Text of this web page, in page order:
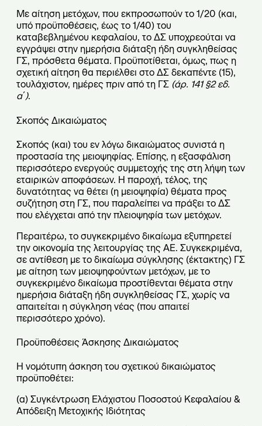
Με αίτηση μετόχων, που εκπροσωπούν το 1/20 (και,
υπό προϋποθέσεις, έως το 1/40) του
καταβεβλημένου κεφαλαίου, το ΔΣ υποχρεούται να
εγγράψει στην ημερήσια διάταξη ήδη συγκληθείσας
ΓΣ, πρόσθετα θέματα. Προϋποτίθεται, όμως, πως η
σχετική αίτηση θα περιέλθει στο ΔΣ δεκαπέντε (15),
τουλάχιστον, ημέρες πριν από τη ΓΣ (άρ. 141§2 εδ.
α΄).
Σκοπός Δικαιώματος
Σκοπός (και) του εν λόγω δικαιώματος συνιστά η
προστασία της μειοψηφίας. Επίσης, η εξασφάλιση
περισσότερο ενεργούς συμμετοχής της στη λήψη των
εταιρικών αποφάσεων. Η παροχή, τέλος, της
δυνατότητας να θέτει (η μειοψηφία) θέματα προς
συζήτηση στη ΓΣ, που παραλείπει να πράξει το ΔΣ
που ελέγχεται από την πλειοψηφία των μετόχων.
Περαιτέρω, το συγκεκριμένο δικαίωμα εξυπηρετεί
την οικονομία της λειτουργίας της ΑΕ. Συγκεκριμένα,
σε αντίθεση με το δικαίωμα σύγκλησης (έκτακτης) ΓΣ
με αίτηση των μειοψηφούντων μετόχων, με το
συγκεκριμένο δικαίωμα προστίθενται θέματα στην
ημερήσια διάταξη ήδη συγκληθείσας ΓΣ, χωρίς να
απαιτείται η σύγκληση νέας (που απαιτεί
περισσότερο χρόνο).
Προϋποθέσεις Άσκησης Δικαιώματος
Η νομότυπη άσκηση του σχετικού δικαιώματος
προϋποθέτει:
(α) Συγκέντρωση Ελάχιστου Ποσοστού Κεφαλαίου &
Απόδειξη Μετοχικής Ιδιότητας